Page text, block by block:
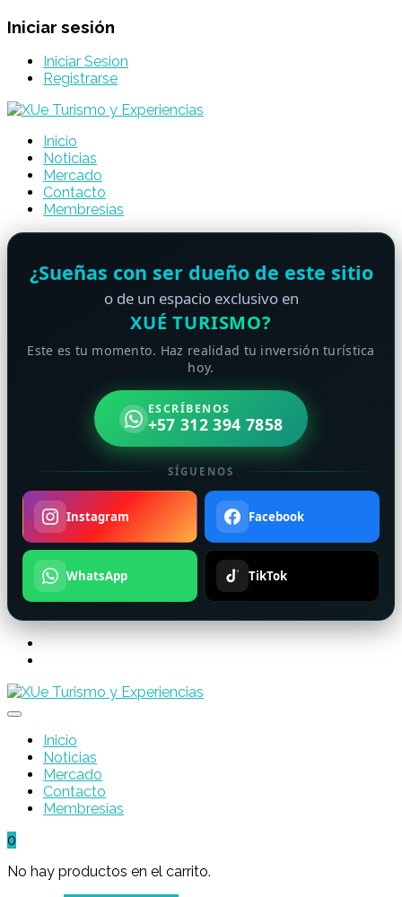
Iniciar sesión
Iniciar Sesion
Registrarse
Inicio
Noticias
Mercado
Contacto
Membresías
¿Sueñas con ser dueño de este sitio
o de un espacio exclusivo en
XUÉ TURISMO?
Este es tu momento. Haz realidad tu inversión turística
hoy.
ESCRÍBENOS
+57 312 394 7858
SÍGUENOS
Instagram Facebook
WhatsApp TikTok
Inicio
Noticias
Mercado
Contacto
Membresías
0
No hay productos en el carrito.